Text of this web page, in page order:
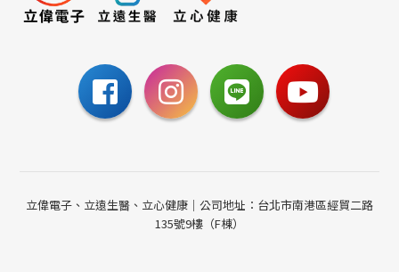
立偉電子、立遠生醫、立心健康｜公司地址：台北市南港區經貿二路
135號9樓（F棟）